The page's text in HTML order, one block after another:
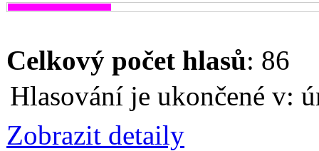
Celkový počet hlasů: 86
Hlasování je ukončené v:
Zobrazit detaily